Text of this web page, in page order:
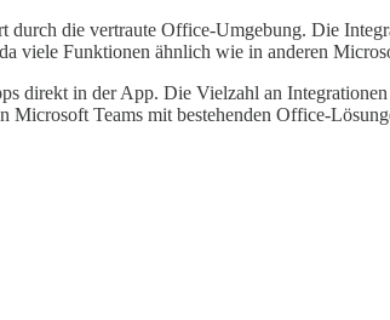
durch die vertraute Office-Umgebung. Die
viele Funktionen ähnlich wie in anderen
direkt in der App. Die Vielzahl an
Microsoft Teams mit bestehenden Office-